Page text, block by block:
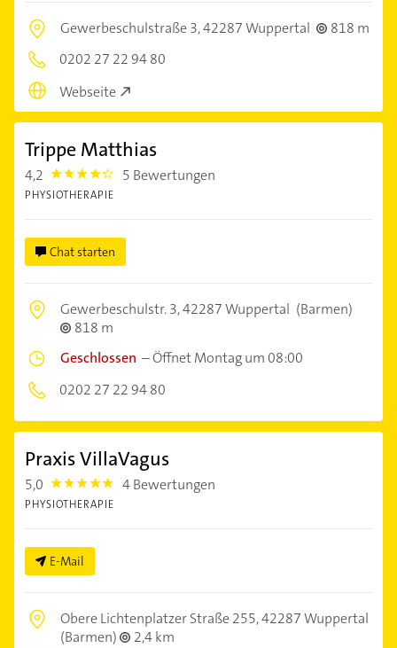
Gewerbeschulstraße 3,42287 Wuppertal
818 m
0202 27 22 94 80
Webseite
Trippe Matthias
4,2 4.2000003 5 Bewertungen
PHYSIOTHERAPIE
Chat starten
Gewerbeschulstr. 3,42287 Wuppertal (Barmen)
818 m
Geschlossen –Öffnet Montag um 08:00
0202 27 22 94 80
Praxis VillaVagus
5,0 5.0 4 Bewertungen
PHYSIOTHERAPIE
E-Mail
Obere Lichtenplatzer Straße 255,42287 Wuppertal
(Barmen)
2,4 km